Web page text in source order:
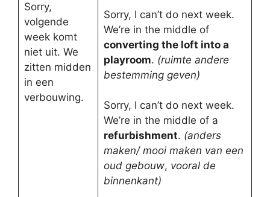
Sorry,
volgende
week komt
niet uit. We
zitten midden
in een
verbouwing.
Sorry, I can’t do next week.
We’re in the middle of
converting the loft into a
playroom. (ruimte andere
bestemming geven)
Sorry, I can’t do next week.
We’re in the middle of a
refurbishment. (anders
maken/ mooi maken van een
oud gebouw, vooral de
binnenkant)